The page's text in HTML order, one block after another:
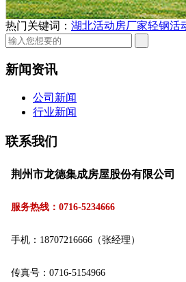
热门关键词： 湖北活动房厂家轻钢活
新闻资讯
公司新闻
行业新闻
联系我们
荆州市龙德集成房屋股份有限公司
服务热线：0716-5234666
手机：18707216666（张经理）
传真号：0716-5154966